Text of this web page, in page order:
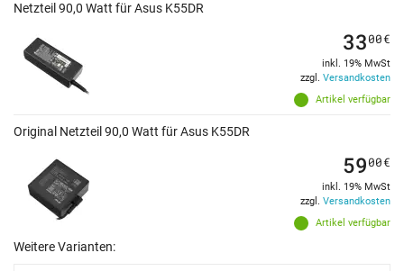
Netzteil 90,0 Watt für Asus K55DR
Artikel verfügbar
3300€
inkl. 19% MwSt
zzgl. Versandkosten
Original Netzteil 90,0 Watt für Asus K55DR
Artikel verfügbar
5900€
inkl. 19% MwSt
zzgl. Versandkosten
Weitere Varianten: